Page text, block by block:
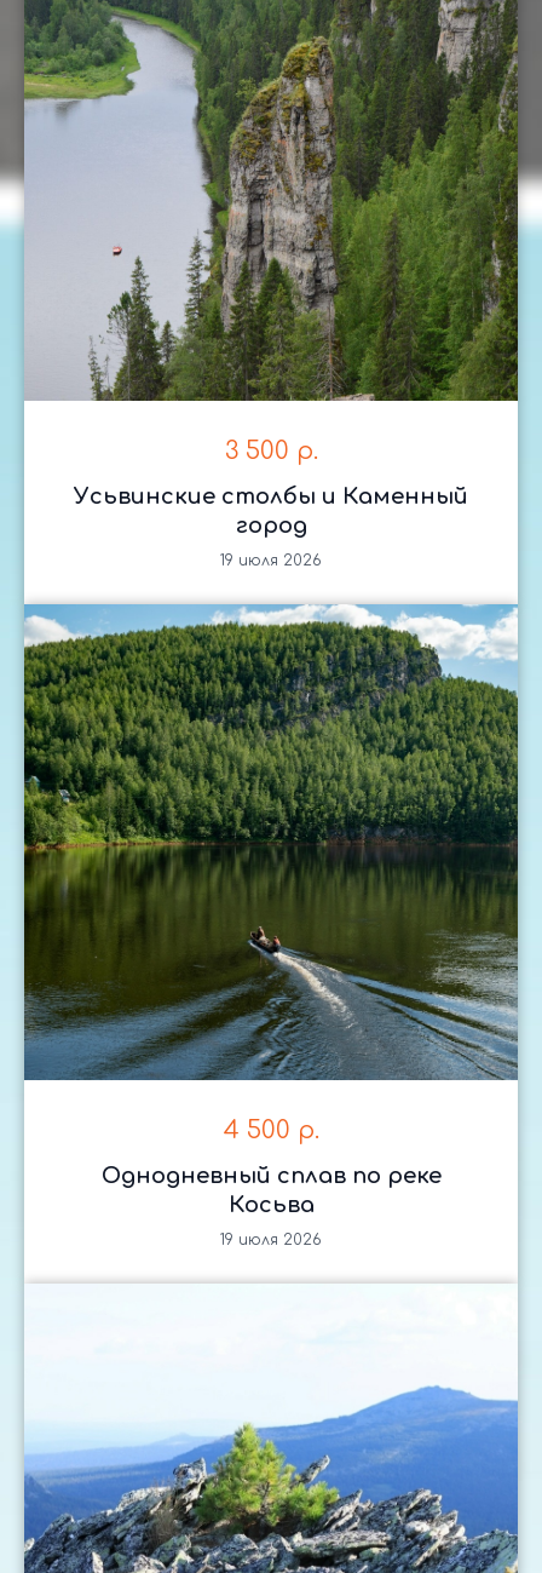
3 500 р.
Усьвинские столбы и Каменный
город
19 июля 2026
4 500 р.
Однодневный сплав по реке
Косьва
19 июля 2026